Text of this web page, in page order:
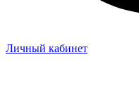
Личный кабинет